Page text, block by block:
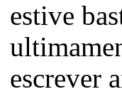
estive
escrever